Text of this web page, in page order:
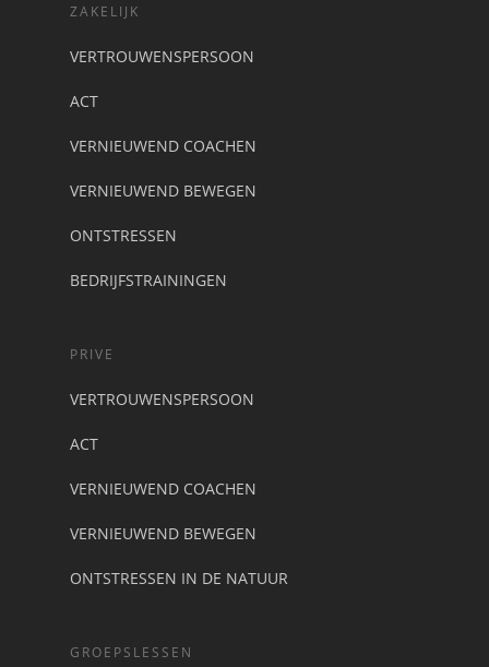
ZAKELIJK
VERTROUWENSPERSOON
ACT
VERNIEUWEND COACHEN
VERNIEUWEND BEWEGEN
ONTSTRESSEN
BEDRIJFSTRAININGEN
PRIVE
VERTROUWENSPERSOON
ACT
VERNIEUWEND COACHEN
VERNIEUWEND BEWEGEN
ONTSTRESSEN IN DE NATUUR
GROEPSLESSEN